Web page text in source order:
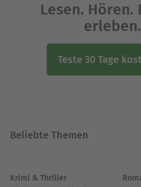
Lesen. Hören.
erleben.
Teste 30 Tage
Beliebte Themen
Krimi & Thriller